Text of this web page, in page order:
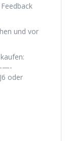
und vor
oder